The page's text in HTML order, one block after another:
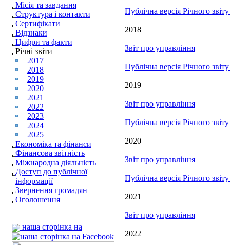
Місія та завдання
Структура і контакти
Сертифікати
Відзнаки
Цифри та факти
Річні звіти
2017
2018
2019
2020
2021
2022
2023
2024
2025
Економіка та фінанси
Фінансова звітність
Міжнародна діяльність
Доступ до публічної
інформації
Звернення громадян
Оголошення
наша сторінка на
Публічна версія Річного
2018
Звіт про управління
Публічна версія Річного
2019
Звіт про управління
Публічна версія Річного
2020
Звіт про управління
Публічна версія Річного
2021
Звіт про управління
2022